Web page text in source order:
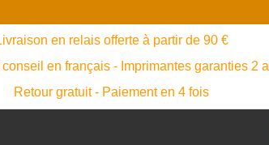
en relais offerte à partir de 90 €
conseil en français - Imprimantes garanties 2
Retour gratuit - Paiement en 4 fois